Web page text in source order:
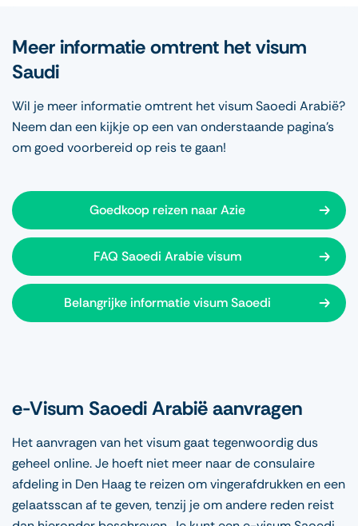
Meer informatie omtrent het visum
Saudi
Wil je meer informatie omtrent het visum Saoedi Arabië?
Neem dan een kijkje op een van onderstaande pagina’s
om goed voorbereid op reis te gaan!
Goedkoop reizen naar Azie
FAQ Saoedi Arabie visum
Belangrijke informatie visum Saoedi
e-Visum Saoedi Arabië aanvragen
Het aanvragen van het visum gaat tegenwoordig dus
geheel online. Je hoeft niet meer naar de consulaire
afdeling in Den Haag te reizen om vingerafdrukken en een
gelaatsscan af te geven, tenzij je om andere reden reist